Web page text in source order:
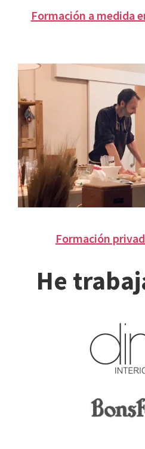
Formación a medida
Formación
He